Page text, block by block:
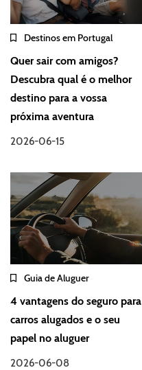
Destinos em Portugal
Quer sair com amigos?
Descubra qual é o melhor
destino para a vossa
próxima aventura
2026-06-15
Guia de Aluguer
4 vantagens do seguro para
carros alugados e o seu
papel no aluguer
2026-06-08